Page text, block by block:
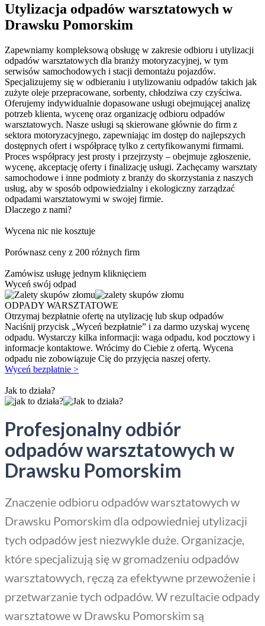
Utylizacja odpadów warsztatowych w
Drawsku Pomorskim
Zapewniamy kompleksową obsługę w zakresie odbioru i utylizacji
odpadów warsztatowych dla branży motoryzacyjnej, w tym
serwisów samochodowych i stacji demontażu pojazdów.
Specjalizujemy się w odbieraniu i utylizowaniu odpadów takich jak
zużyte oleje przepracowane, sorbenty, chłodziwa czy czyściwa.
Oferujemy indywidualnie dopasowane usługi obejmującej analizę
potrzeb klienta, wycenę oraz organizację odbioru odpadów
warsztatowych. Nasze usługi są skierowane głównie do firm z
sektora motoryzacyjnego, zapewniając im dostęp do najlepszych
dostępnych ofert i współpracę tylko z certyfikowanymi firmami.
Proces współpracy jest prosty i przejrzysty – obejmuje zgłoszenie,
wycenę, akceptację oferty i finalizację usługi. Zachęcamy warsztaty
samochodowe i inne podmioty z branży do skorzystania z naszych
usług, aby w sposób odpowiedzialny i ekologiczny zarządzać
odpadami warsztatowymi w swojej firmie.
Dlaczego z nami?
Wycena nic nie kosztuje
Porównasz ceny z 200 różnych firm
Zamówisz usługę jednym kliknięciem
Wyceń swój odpad
ODPADY WARSZTATOWE
Otrzymaj bezpłatnie ofertę na utylizację lub skup odpadów
Naciśnij przycisk „Wyceń bezpłatnie” i za darmo uzyskaj wycenę
odpadu. Wystarczy kilka informacji: waga odpadu, kod pocztowy i
informacje kontaktowe. Wrócimy do Ciebie z ofertą. Wycena
odpadu nie zobowiązuje Cię do przyjęcia naszej oferty.
Wyceń bezpłatnie >
Jak to działa?
Profesjonalny odbiór
odpadów warsztatowych w
Drawsku Pomorskim
Znaczenie odbioru odpadów warsztatowych w
Drawsku Pomorskim dla odpowiedniej utylizacji
tych odpadów jest niezwykle duże. Organizacje,
które specjalizują się w gromadzeniu odpadów
warsztatowych, ręczą za efektywne przewożenie i
przetwarzanie tych odpadów. W rezultacie odpady
warsztatowe w Drawsku Pomorskim są